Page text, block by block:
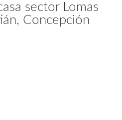
sector Lomas
Concepción